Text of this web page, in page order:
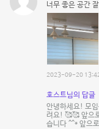
너무 좋은 공간
2023-09-20
호스트님의 답글
안녕하세요! 모
려요! 🥰🥰 앞으
습니다 ^^* 앞으